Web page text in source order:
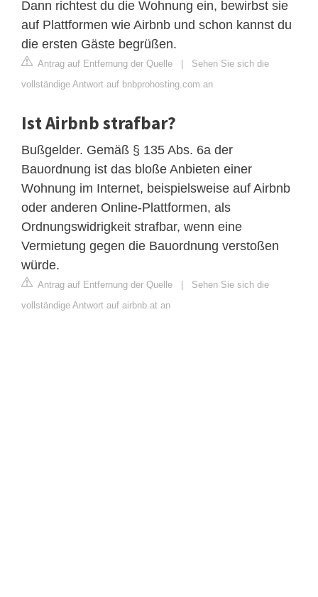
Dann richtest du die Wohnung ein, bewirbst sie
auf Plattformen wie Airbnb und schon kannst du
die ersten Gäste begrüßen.
Antrag auf Entfernung der Quelle | Sehen Sie sich die
vollständige Antwort auf bnbprohosting.com an
Ist Airbnb strafbar?
Bußgelder. Gemäß § 135 Abs. 6a der
Bauordnung ist das bloße Anbieten einer
Wohnung im Internet, beispielsweise auf Airbnb
oder anderen Online-Plattformen, als
Ordnungswidrigkeit strafbar, wenn eine
Vermietung gegen die Bauordnung verstoßen
würde.
Antrag auf Entfernung der Quelle | Sehen Sie sich die
vollständige Antwort auf airbnb.at an